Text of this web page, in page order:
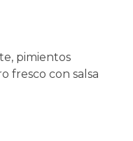
pimientos
fresco con salsa